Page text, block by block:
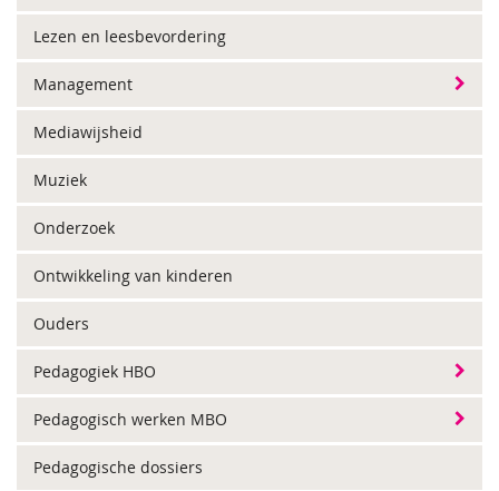
Lezen en leesbevordering
Management
Mediawijsheid
Muziek
Onderzoek
Ontwikkeling van kinderen
Ouders
Pedagogiek HBO
Pedagogisch werken MBO
Pedagogische dossiers